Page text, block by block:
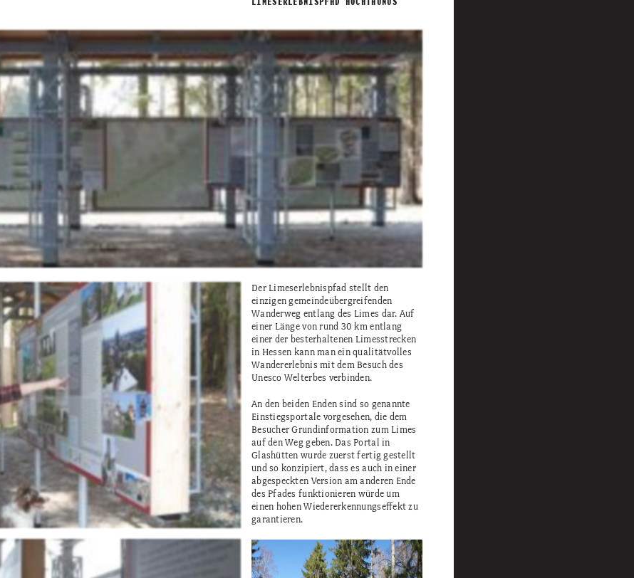
LIMESERLEBNISPFAD HOCHTAUNUS
Der Limeserlebnispfad stellt den
einzigen gemeindeübergreifenden
Wanderweg entlang des Limes dar. Auf
einer Länge von rund 30 km entlang
einer der besterhaltenen Limesstrecken
in Hessen kann man ein qualitätvolles
Wandererlebnis mit dem Besuch des
Unesco Welterbes verbinden.
An den beiden Enden sind so genannte
Einstiegsportale vorgesehen, die dem
Besucher Grundinformation zum Limes
auf den Weg geben. Das Portal in
Glashütten wurde zuerst fertig gestellt
und so konzipiert, dass es auch in einer
abgespeckten Version am anderen Ende
des Pfades funktionieren würde um
einen hohen Wiedererkennungseffekt zu
garantieren.